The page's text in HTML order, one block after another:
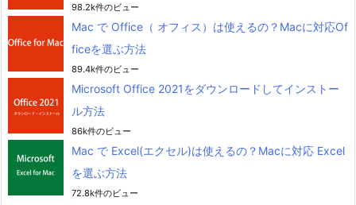
98.2k件のビュー
Mac で Office（ オフィス）は使えるの？Macに対応Of
ficeを選ぶ方法
89.4k件のビュー
Microsoft Office 2021をダウンロードしてインストー
ル方法
86k件のビュー
Mac で Excel(エクセル)は使えるの？Macに対応 Excel
を選ぶ方法
72.8k件のビュー